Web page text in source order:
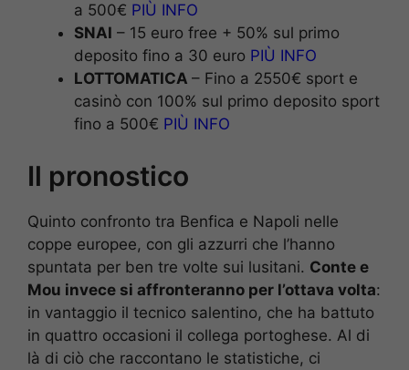
a 500€ PIÙ INFO
SNAI – 15 euro free + 50% sul primo
deposito fino a 30 euro PIÙ INFO
LOTTOMATICA – Fino a 2550€ sport e
casinò con 100% sul primo deposito sport
fino a 500€ PIÙ INFO
Il pronostico
Quinto confronto tra Benfica e Napoli nelle
coppe europee, con gli azzurri che l’hanno
spuntata per ben tre volte sui lusitani. Conte e
Mou invece si affronteranno per l’ottava volta:
in vantaggio il tecnico salentino, che ha battuto
in quattro occasioni il collega portoghese. Al di
là di ciò che raccontano le statistiche, ci